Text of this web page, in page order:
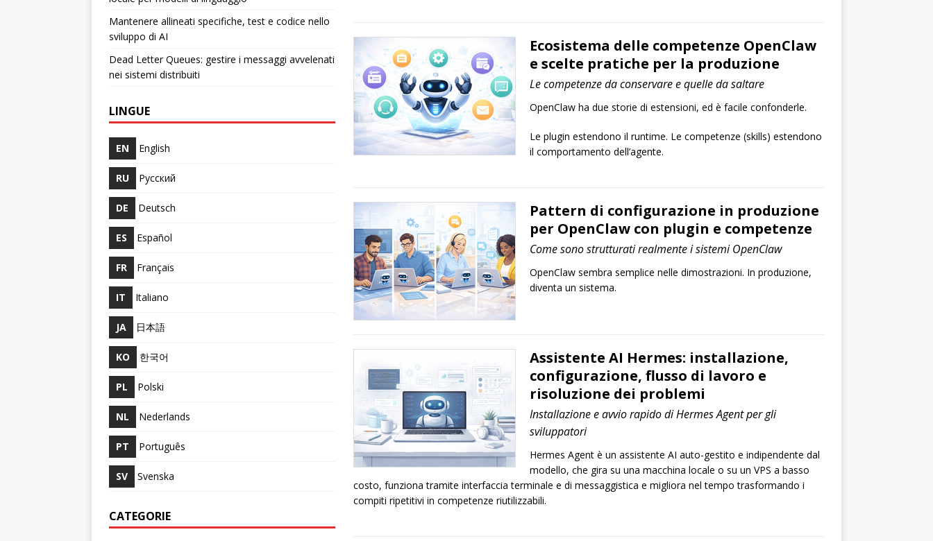
Ecosistema delle competenze OpenClaw
e scelte pratiche per la produzione
Le competenze da conservare e quelle da saltare
OpenClaw ha due storie di estensioni, ed è facile confonderle.
Le plugin estendono il runtime. Le competenze (skills) estendono
il comportamento dell’agente.
Pattern di configurazione in produzione
per OpenClaw con plugin e competenze
Come sono strutturati realmente i sistemi OpenClaw
OpenClaw sembra semplice nelle dimostrazioni. In produzione,
diventa un sistema.
Assistente AI Hermes: installazione,
configurazione, flusso di lavoro e
risoluzione dei problemi
Installazione e avvio rapido di Hermes Agent per gli
sviluppatori
Hermes Agent è un assistente AI auto-gestito e indipendente dal
modello, che gira su una macchina locale o su un VPS a basso
costo, funziona tramite interfaccia terminale e di messaggistica e migliora nel tempo trasformando i
compiti ripetitivi in competenze riutilizzabili.
Mantenere allineati specifiche, test e codice nello
sviluppo di AI
Dead Letter Queues: gestire i messaggi avvelenati
nei sistemi distribuiti
LINGUE
EN English
RU Русский
DE Deutsch
ES Español
FR Français
IT Italiano
JA 日本語
KO 한국어
PL Polski
NL Nederlands
PT Português
SV Svenska
CATEGORIE